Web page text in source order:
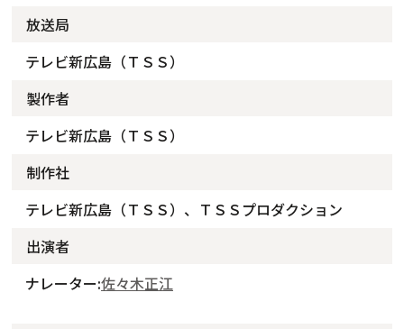
放送局
テレビ新広島（ＴＳＳ）
製作者
テレビ新広島（ＴＳＳ）
制作社
テレビ新広島（ＴＳＳ）、ＴＳＳプロダクション
出演者
ナレーター:佐々木正江